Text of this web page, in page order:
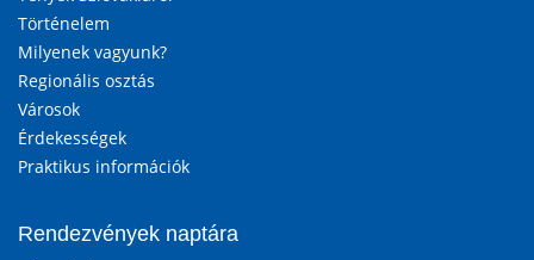
Történelem
Milyenek vagyunk?
Regionális osztás
Városok
Érdekességek
Praktikus információk
Rendezvények naptára